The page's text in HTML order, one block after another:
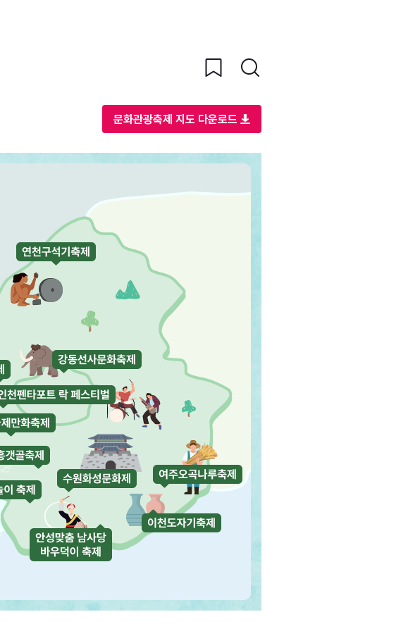
문화관광축제 지도 다운로드